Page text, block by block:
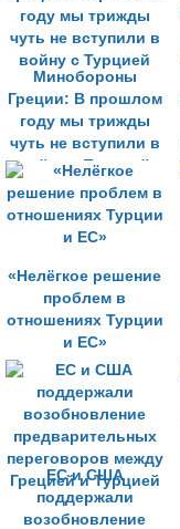
Минобороны
Греции: В прошлом
году мы трижды
чуть не вступили в
войну с Турцией
«Нелёгкое решение
проблем в
отношениях Турции
и ЕС»
ЕС и США
поддержали
возобновление